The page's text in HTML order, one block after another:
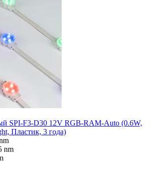
SPI-F3-D30 12V RGB-RAM-Auto (0.6W,
Пластик, 3 года)
nm